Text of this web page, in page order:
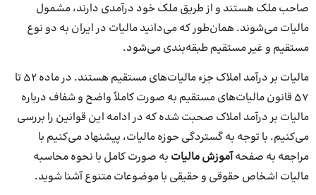
صاحب ملک هستند و از طریق ملک خود درآمدی دارند، مشمول
مالیات می‌شوند. همان‌طور که می‌دانید مالیات در ایران به دو نوع
مستقیم و غیر مستقیم طبقه‌بندی می‌شود.
مالیات بر درآمد املاک جزء مالیات‌های مستقیم هستند. در ماده 52 تا
57 قانون مالیات‌های مستقیم به صورت کاملاً واضح و شفاف درباره
مالیات‌ بر درآمد املاک صحبت شده که در ادامه این قوانین را بررسی
می‌کنیم. با توجه به گستردگی حوزه مالیات، پیشنهاد می‌کنیم با
مراجعه به صفحهآموزش مالیات به صورت کامل با نحوه محاسبه
مالیات اشخاص حقوقی و حقیقی با موضوعات متنوع آشنا شوید.